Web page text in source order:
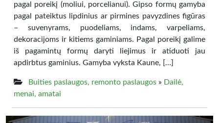
pagal poreikį (moliui, porcelianui). Gipso formų gamyba
pagal pateiktus lipdinius ar pirmines pavyzdines figūras
– suvenyrams, puodeliams, indams, varpeliams,
dekoracijoms ir kitiems gaminiams. Pagal poreikį galime
iš pagamintų formų daryti liejimus ir atiduoti jau
apdirbtus gaminius. Gamyba vyksta Kaune, […]
Buities paslaugos, remonto paslaugos » Dailė,
menai, amatai